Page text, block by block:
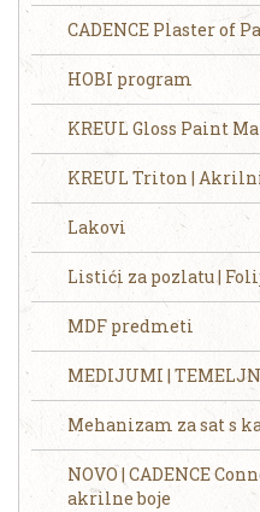
CADENCE Plaster of
HOBI program
KREUL Gloss Paint
KREUL Triton |
Lakovi
Listići za pozlatu |
MDF predmeti
MEDIJUMI |
Mehanizam za sat s
NOVO | CADENCE
akrilne boje